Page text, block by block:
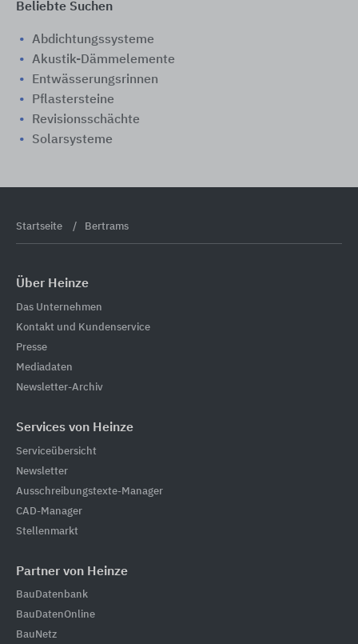
Beliebte Suchen
Abdichtungssysteme
Akustik-Dämmelemente
Entwässerungsrinnen
Pflastersteine
Revisionsschächte
Solarsysteme
Startseite Bertrams
Über Heinze
Das Unternehmen
Kontakt und Kundenservice
Presse
Mediadaten
Newsletter-Archiv
Services von Heinze
Serviceübersicht
Newsletter
Ausschreibungstexte-Manager
CAD-Manager
Stellenmarkt
Partner von Heinze
BauDatenbank
BauDatenOnline
BauNetz